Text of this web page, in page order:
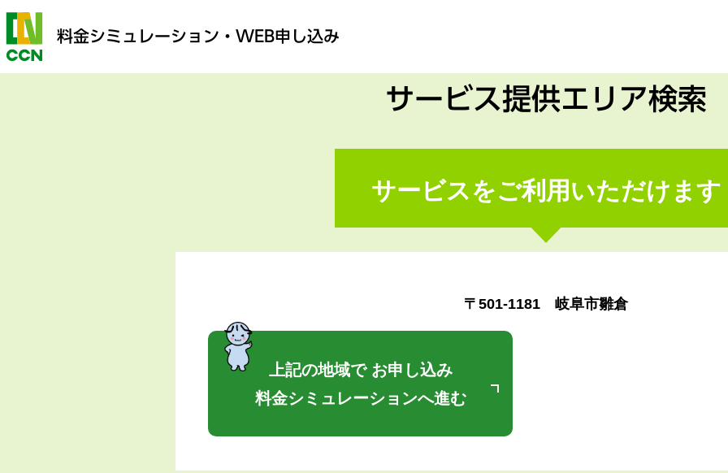
料金シミュレーション ・WEB申し込み
サービス提供エリア検索
サービスをご利用いただけます
〒501-1181 岐阜市雛倉
上記の地域で お申し込み
料金シミュレーションへ進む